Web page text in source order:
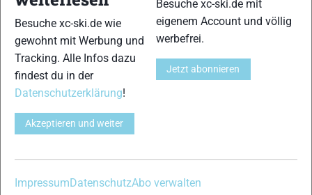
15 16
17
Besuche xc-ski.de wie
gewohnt mit Werbung und
Tracking. Alle Infos dazu
findest du in der
Datenschutzerklärung!
Akzeptieren und weiter
Besuche xc-ski.de mit
eigenem Account und völlig
werbefrei.
Jetzt abonnieren
ImpressumDatenschutzAbo verwalten